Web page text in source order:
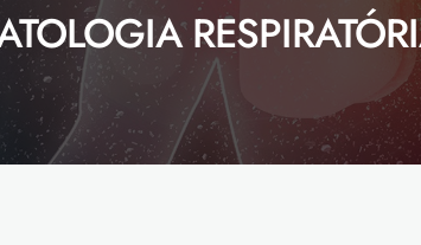
Doenças do Interstício Pulmonar
Doenças Ocupacionais e do Ambiente
Doenças Vasculares Pulmonares
Fisiopatologia Respiratória e DPOC
Infecciologia Respiratória
Patologia Respiratória do Sono